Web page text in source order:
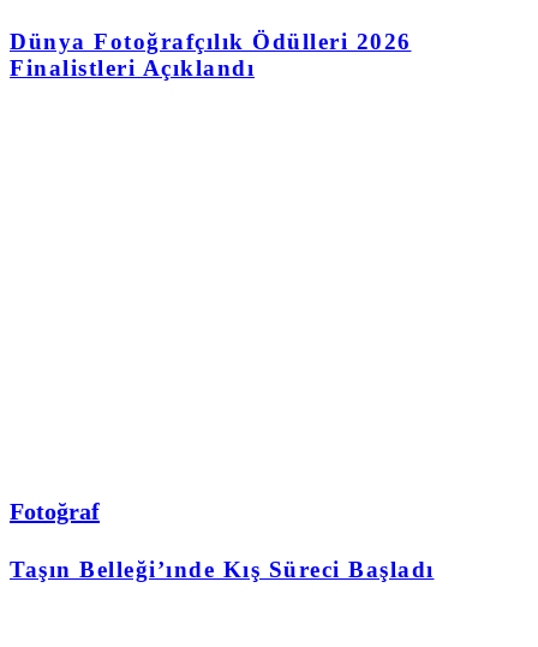
Dünya Fotoğrafçılık Ödülleri 2026
Finalistleri Açıklandı
Fotoğraf
Taşın Belleği’ınde Kış Süreci Başladı